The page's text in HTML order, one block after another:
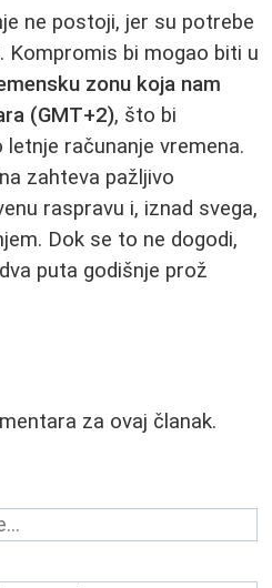
ne postoji, jer su potrebe
Kompromis bi mogao biti u
zonu koja nam
(GMT+2), što bi
računanje vremena.
zahteva pažljivo
raspravu i, iznad svega,
Dok se to ne dogodi,
puta godišnje prož
za ovaj članak.